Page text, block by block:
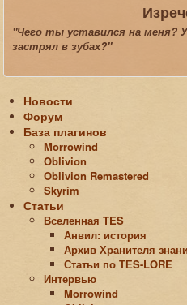
"Чего ты уставился на меня?
застрял в зубах?"
Новости
Форум
База плагинов
Morrowind
Oblivion
Oblivion Remastered
Skyrim
Статьи
Вселенная TES
Анвил: история
Архив Хранителя
Статьи по ТЕS-LORE
Интервью
Morrowind